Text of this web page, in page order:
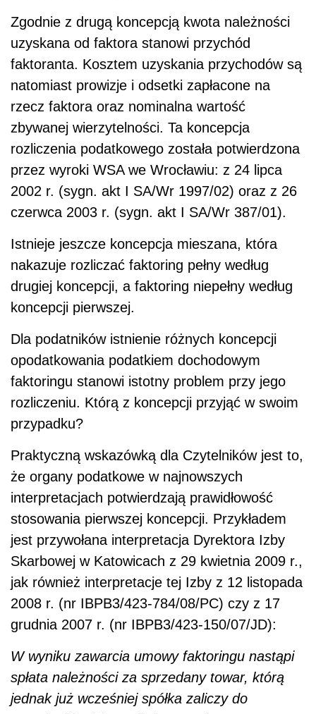
Zgodnie z drugą koncepcją kwota należności
uzyskana od faktora stanowi przychód
faktoranta. Kosztem uzyskania przychodów są
natomiast prowizje i odsetki zapłacone na
rzecz faktora oraz nominalna wartość
zbywanej wierzytelności. Ta koncepcja
rozliczenia podatkowego została potwierdzona
przez wyroki WSA we Wrocławiu: z 24 lipca
2002 r. (sygn. akt I SA/Wr 1997/02) oraz z 26
czerwca 2003 r. (sygn. akt I SA/Wr 387/01).
Istnieje jeszcze koncepcja mieszana, która
nakazuje rozliczać faktoring pełny według
drugiej koncepcji, a faktoring niepełny według
koncepcji pierwszej.
Dla podatników istnienie różnych koncepcji
opodatkowania podatkiem dochodowym
faktoringu stanowi istotny problem przy jego
rozliczeniu. Którą z koncepcji przyjąć w swoim
przypadku?
Praktyczną wskazówką dla Czytelników jest to,
że organy podatkowe w najnowszych
interpretacjach potwierdzają prawidłowość
stosowania pierwszej koncepcji. Przykładem
jest przywołana interpretacja Dyrektora Izby
Skarbowej w Katowicach z 29 kwietnia 2009 r.,
jak również interpretacje tej Izby z 12 listopada
2008 r. (nr IBPB3/423-784/08/PC) czy z 17
grudnia 2007 r. (nr IBPB3/423-150/07/JD):
W wyniku zawarcia umowy faktoringu nastąpi
spłata należności za sprzedany towar, którą
jednak już wcześniej spółka zaliczy do